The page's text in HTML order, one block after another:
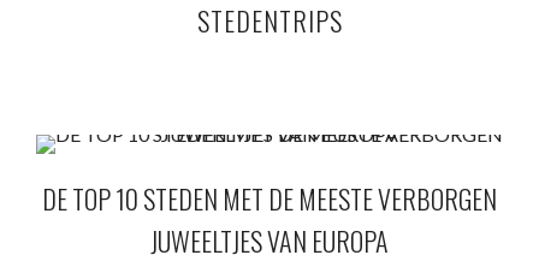
STEDENTRIPS
DE TOP 10 STEDEN MET DE MEESTE VERBORGEN
JUWEELTJES VAN EUROPA